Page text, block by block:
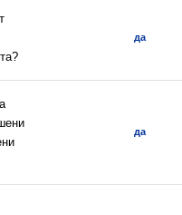
да
да